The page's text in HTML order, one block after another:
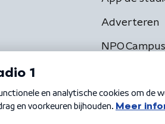
Adverteren
NPO Campus
Privacybeleid